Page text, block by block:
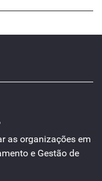
as organizações em
e Gestão de